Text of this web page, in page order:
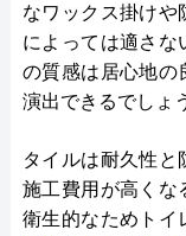
なワックス掛けや
によっては適さな
の質感は居心地の
演出できるでしょ
タイルは耐久性と
施工費用が高くな
衛生的なためトイ